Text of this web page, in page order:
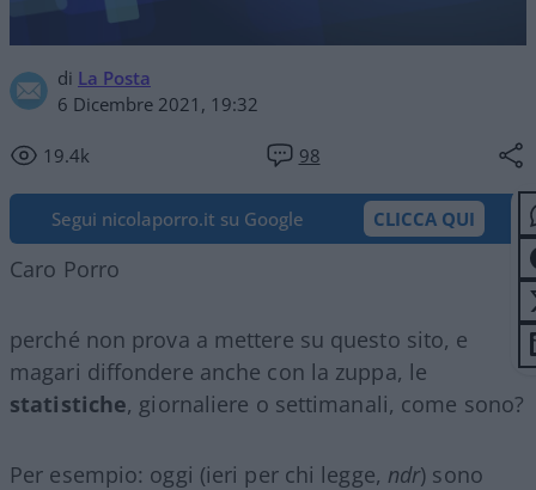
di La Posta
6 Dicembre 2021, 19:32
19.4k 98
Segui nicolaporro.it su Google CLICCA QUI
Caro Porro
perché non prova a mettere su questo sito, e
magari diffondere anche con la zuppa, le
statistiche, giornaliere o settimanali, come sono?
Per esempio: oggi (ieri per chi legge, ndr) sono